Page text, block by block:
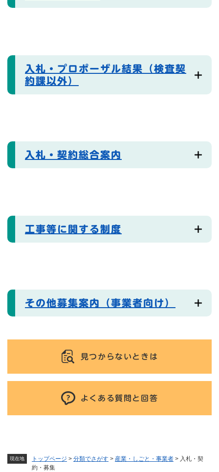
現在地 トップページ > 分類でさがす > 産業・しごと・事業者 > 入札・契
約・募集
入札・プロポーザル結果（検査契
約課以外）
入札・契約総合案内
工事等に関する制度
その他募集案内（事業者向け）
見つからないときは
よくある質問と回答